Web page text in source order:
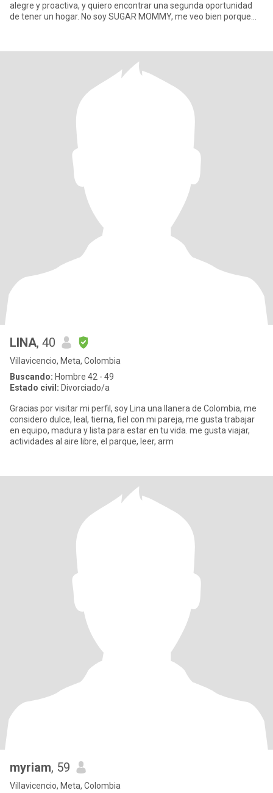
alegre y proactiva, y quiero encontrar una segunda oportunidad
de tener un hogar. No soy SUGAR MOMMY, me veo bien porque
LINA, 40
Villavicencio, Meta, Colombia
Buscando: Hombre 42 - 49
Estado civil: Divorciado/a
Gracias por visitar mi perfil, soy Lina una llanera de Colombia, me
considero dulce, leal, tierna, fiel con mi pareja, me gusta trabajar
en equipo, madura y lista para estar en tu vida. me gusta viajar,
actividades al aire libre, el parque, leer, arm
myriam, 59
Villavicencio, Meta, Colombia